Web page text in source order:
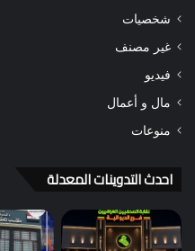
شخصيات
غير مصنف
فيديو
مال و أعمال
منوعات
احدث التدوينات المعدلة